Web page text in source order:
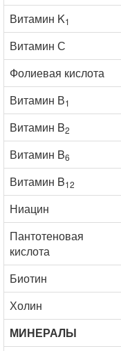
Витамин K1
Витамин С
Фолиевая кислота
Витамин В1
Витамин B2
Витамин B6
Витамин B12
Ниацин
Пантотеновая
кислота
Биотин
Холин
МИНЕРАЛЫ